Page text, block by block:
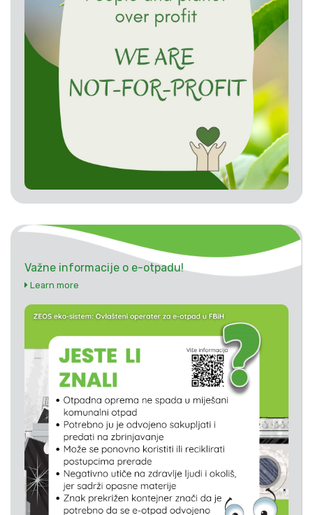
Važne informacije o e-otpadu!
Learn more